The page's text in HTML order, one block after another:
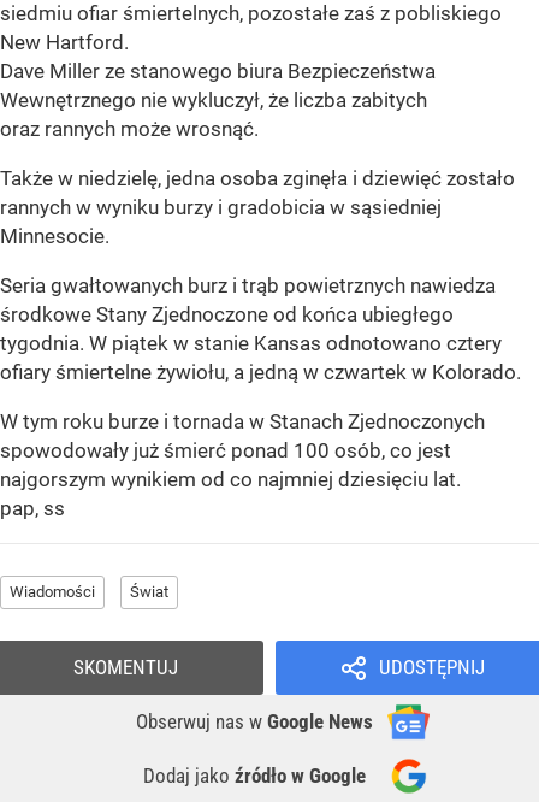
siedmiu ofiar śmiertelnych, pozostałe zaś z pobliskiego
New Hartford.
Dave Miller ze stanowego biura Bezpieczeństwa
Wewnętrznego nie wykluczył, że liczba zabitych
oraz rannych może wrosnąć.
Także w niedzielę, jedna osoba zginęła i dziewięć zostało
rannych w wyniku burzy i gradobicia w sąsiedniej
Minnesocie.
Seria gwałtowanych burz i trąb powietrznych nawiedza
środkowe Stany Zjednoczone od końca ubiegłego
tygodnia. W piątek w stanie Kansas odnotowano cztery
ofiary śmiertelne żywiołu, a jedną w czwartek w Kolorado.
W tym roku burze i tornada w Stanach Zjednoczonych
spowodowały już śmierć ponad 100 osób, co jest
najgorszym wynikiem od co najmniej dziesięciu lat.
pap, ss
Wiadomości Świat
UDOSTĘPNIJ
Obserwuj nas w Google News
Dodaj jako źródło w Google
SKOMENTUJ